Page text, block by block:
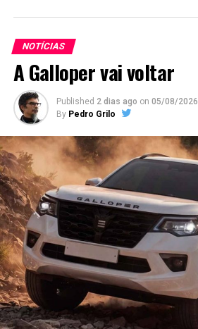
NOTÍCIAS
A Galloper vai voltar
Published 2 dias ago on 05/08/2026
By Pedro Grilo